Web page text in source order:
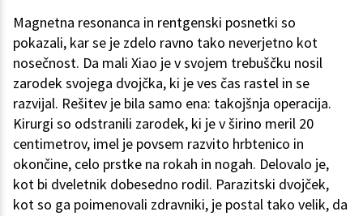
Magnetna resonanca in rentgenski posnetki so
pokazali, kar se je zdelo ravno tako neverjetno kot
nosečnost. Da mali Xiao je v svojem trebuščku nosil
zarodek svojega dvojčka, ki je ves čas rastel in se
razvijal. Rešitev je bila samo ena: takojšnja operacija.
Kirurgi so odstranili zarodek, ki je v širino meril 20
centimetrov, imel je povsem razvito hrbtenico in
okončine, celo prstke na rokah in nogah. Delovalo je,
kot bi dveletnik dobesedno rodil. Parazitski dvojček,
kot so ga poimenovali zdravniki, je postal tako velik, da